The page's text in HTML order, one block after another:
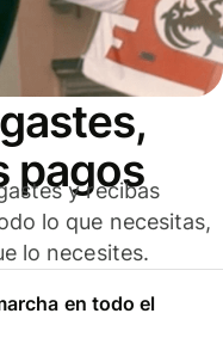
pagos
y recibas
lo que necesitas,
lo necesites.
en todo el